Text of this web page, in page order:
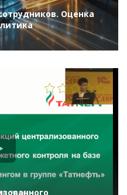
Оценка